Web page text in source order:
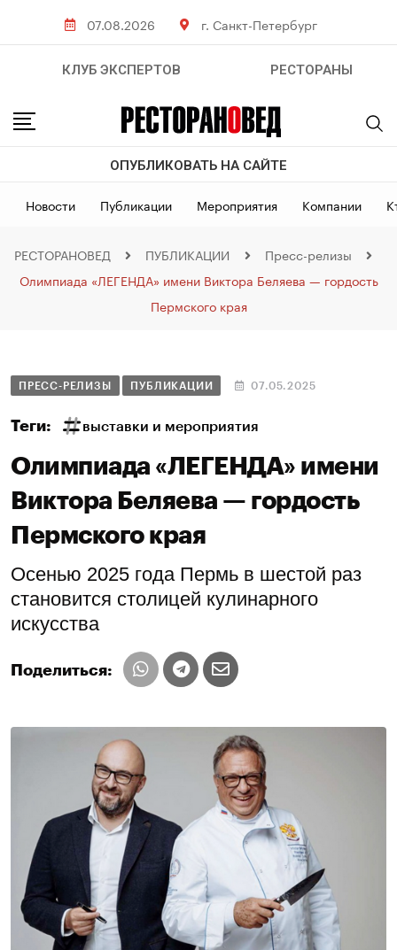
07.08.2026 г. Санкт-Петербург
КЛУБ ЭКСПЕРТОВ РЕСТОРАНЫ
ОПУБЛИКОВАТЬ НА САЙТЕ
Новости Публикации Мероприятия Компании
РЕСТОРАНОВЕД ПУБЛИКАЦИИ
Пресс-релизы
Олимпиада «ЛЕГЕНДА» имени Виктора Беляева — гордость
Пермского края
ПРЕСС-РЕЛИЗЫ ПУБЛИКАЦИИ 07.05.2025
Теги: выставки и мероприятия
Олимпиада «ЛЕГЕНДА» имени
Виктора Беляева — гордость
Пермского края
Осенью 2025 года Пермь в шестой раз
становится столицей кулинарного
искусства
Поделиться: